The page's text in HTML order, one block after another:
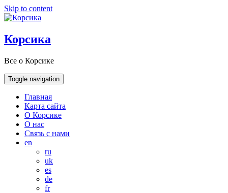
Skip to content
Корсика
Все о Корсике
Toggle navigation
Главная
Карта сайта
О Корсике
О нас
Связь с нами
en
ru
uk
es
de
fr